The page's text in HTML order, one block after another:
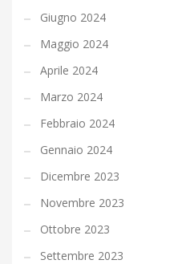
Giugno 2024
Maggio 2024
Aprile 2024
Marzo 2024
Febbraio 2024
Gennaio 2024
Dicembre 2023
Novembre 2023
Ottobre 2023
Settembre 2023